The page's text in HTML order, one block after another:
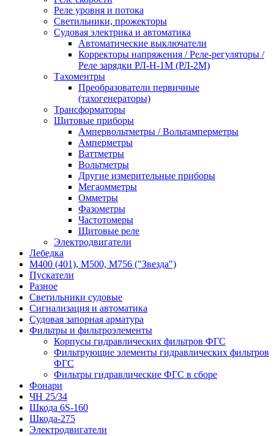
Реле уровня и потока
Светильники, прожекторы
Судовая электрика и автоматика
Автоматические выключатели
Корректоры напряжения / Реле-регуляторы /
Реле зарядки РЛ-Н-1М (РЛ-2М)
Тахоментры
Преобразователи первичные
(тахогенераторы)
Трансформаторы
Щитовые приборы
Ампервольтметры / Вольтамперметры
Амперметры
Ваттметры
Вольтметры
Другие измерительные приборы
Мегаомметры
Омметры
Фазометры
Частотомеры
Щитовые реле
Электродвигатели
Лебедка
М400 (401), М500, М756 ("Звезда")
Пускатели
Разное
Светильники судовые
Сигнализация и автоматика
Судовая запорная арматура
Фильтры и фильтроэлементы
Корпусы гидравлических фильтров ФГС
Фильтрующие элементы гидравлических фильтров
ФГС
Фильтры гидравлические ФГС в сборе
Фонари
ЧН 25/34
Шкода 6S-160
Шкода-275
Электродвигатели